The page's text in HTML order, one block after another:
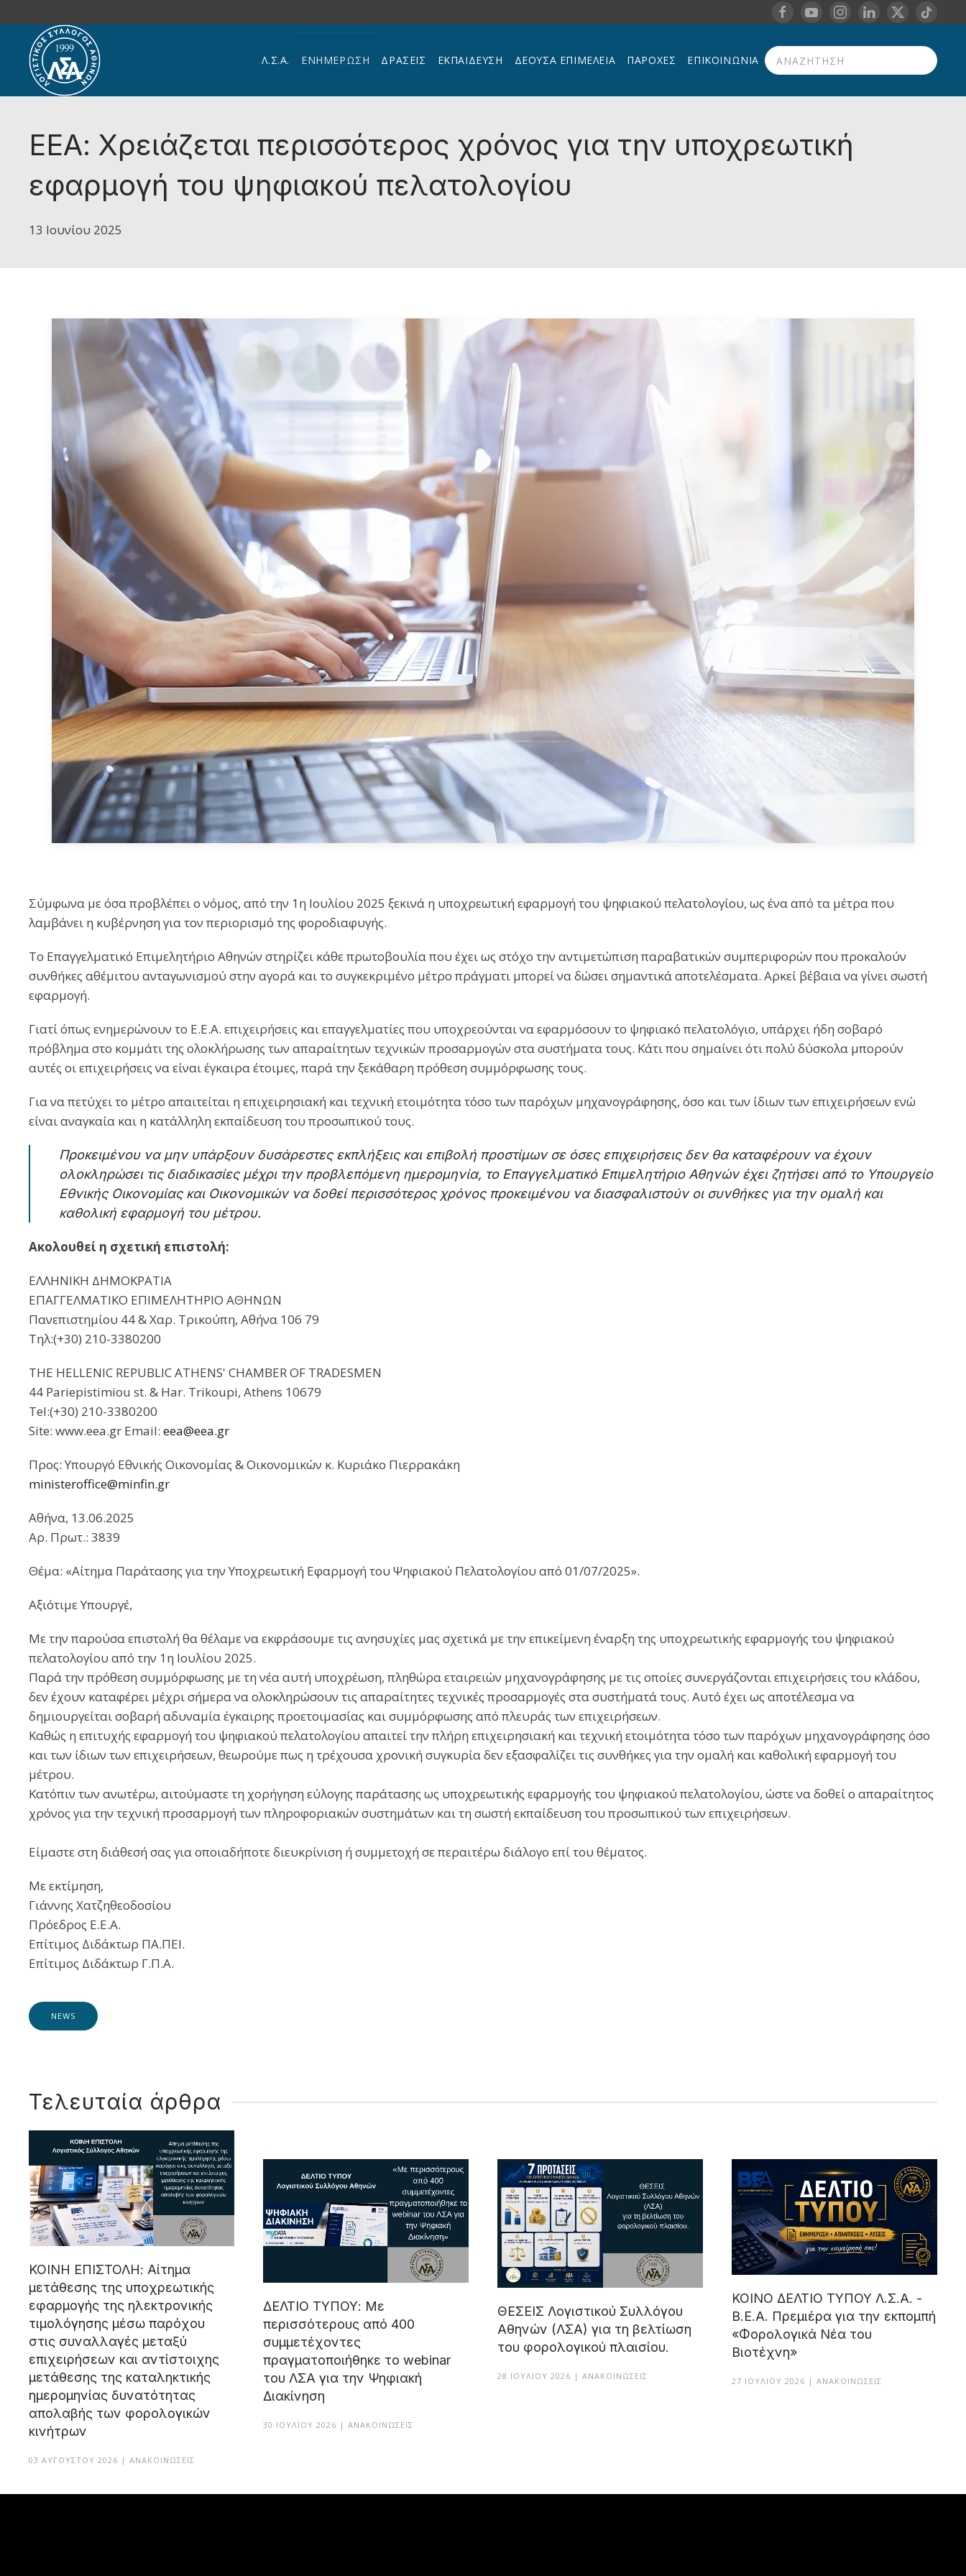
Skip to main content
Λ.Σ.Α. ΕΝΗΜΕΡΩΣΗ ΔΡΑΣΕΙΣ ΕΚΠΑΊΔΕΥΣΗ ΔΕΟΥΣΑ ΕΠΙΜΕΛΕΙΑ ΠΑΡΟΧΈΣ
ΕΠΙΚΟΙΝΩΝΊΑ
ΕΕΑ: Χρειάζεται περισσότερος χρόνος για την υποχρεωτική
εφαρμογή του ψηφιακού πελατολογίου
13 Ιουνίου 2025
Σύμφωνα με όσα προβλέπει ο νόμος, από την 1η Ιουλίου 2025 ξεκινά η υποχρεωτική εφαρμογή του ψηφιακού πελατολογίου, ως ένα από τα μέτρα που
λαμβάνει η κυβέρνηση για τον περιορισμό της φοροδιαφυγής.
Το Επαγγελματικό Επιμελητήριο Αθηνών στηρίζει κάθε πρωτοβουλία που έχει ως στόχο την αντιμετώπιση παραβατικών συμπεριφορών που προκαλούν
συνθήκες αθέμιτου ανταγωνισμού στην αγορά και το συγκεκριμένο μέτρο πράγματι μπορεί να δώσει σημαντικά αποτελέσματα. Αρκεί βέβαια να γίνει σωστή
εφαρμογή.
Γιατί όπως ενημερώνουν το Ε.Ε.Α. επιχειρήσεις και επαγγελματίες που υποχρεούνται να εφαρμόσουν το ψηφιακό πελατολόγιο, υπάρχει ήδη σοβαρό
πρόβλημα στο κομμάτι της ολοκλήρωσης των απαραίτητων τεχνικών προσαρμογών στα συστήματα τους. Κάτι που σημαίνει ότι πολύ δύσκολα μπορούν
αυτές οι επιχειρήσεις να είναι έγκαιρα έτοιμες, παρά την ξεκάθαρη πρόθεση συμμόρφωσης τους.
Για να πετύχει το μέτρο απαιτείται η επιχειρησιακή και τεχνική ετοιμότητα τόσο των παρόχων μηχανογράφησης, όσο και των ίδιων των επιχειρήσεων ενώ
είναι αναγκαία και η κατάλληλη εκπαίδευση του προσωπικού τους.
Προκειμένου να μην υπάρξουν δυσάρεστες εκπλήξεις και επιβολή προστίμων σε όσες επιχειρήσεις δεν θα καταφέρουν να έχουν
ολοκληρώσει τις διαδικασίες μέχρι την προβλεπόμενη ημερομηνία, το Επαγγελματικό Επιμελητήριο Αθηνών έχει ζητήσει από το Υπουργείο
Εθνικής Οικονομίας και Οικονομικών να δοθεί περισσότερος χρόνος προκειμένου να διασφαλιστούν οι συνθήκες για την ομαλή και
καθολική εφαρμογή του μέτρου.
Ακολουθεί η σχετική επιστολή:
ΕΛΛΗΝΙΚΗ ΔΗΜΟΚΡΑΤΙΑ
ΕΠΑΓΓΕΛΜΑΤΙΚΟ ΕΠΙΜΕΛΗΤΗΡΙΟ ΑΘΗΝΩΝ
Πανεπιστημίου 44 & Χαρ. Τρικούπη, Αθήνα 106 79
Τηλ:(+30) 210-3380200
THE HELLENIC REPUBLIC ATHENS' CHAMBER OF TRADESMEN
44 Pariepistimiou st. & Har. Trikoupi, Athens 10679
Tel:(+30) 210-3380200
Site: www.eea.gr Email: eea@eea.gr
Προς: Υπουργό Εθνικής Οικονομίας & Οικονομικών κ. Κυριάκο Πιερρακάκη
ministeroffice@minfin.gr
Αθήνα, 13.06.2025
Αρ. Πρωτ.: 3839
Θέμα: «Αίτημα Παράτασης για την Υποχρεωτική Εφαρμογή του Ψηφιακού Πελατολογίου από 01/07/2025».
Αξιότιμε Υπουργέ,
Με την παρούσα επιστολή θα θέλαμε να εκφράσουμε τις ανησυχίες μας σχετικά με την επικείμενη έναρξη της υποχρεωτικής εφαρμογής του ψηφιακού
πελατολογίου από την 1η Ιουλίου 2025.
Παρά την πρόθεση συμμόρφωσης με τη νέα αυτή υποχρέωση, πληθώρα εταιρειών μηχανογράφησης με τις οποίες συνεργάζονται επιχειρήσεις του κλάδου,
δεν έχουν καταφέρει μέχρι σήμερα να ολοκληρώσουν τις απαραίτητες τεχνικές προσαρμογές στα συστήματά τους. Αυτό έχει ως αποτέλεσμα να
δημιουργείται σοβαρή αδυναμία έγκαιρης προετοιμασίας και συμμόρφωσης από πλευράς των επιχειρήσεων.
Καθώς η επιτυχής εφαρμογή του ψηφιακού πελατολογίου απαιτεί την πλήρη επιχειρησιακή και τεχνική ετοιμότητα τόσο των παρόχων μηχανογράφησης όσο
και των ίδιων των επιχειρήσεων, θεωρούμε πως η τρέχουσα χρονική συγκυρία δεν εξασφαλίζει τις συνθήκες για την ομαλή και καθολική εφαρμογή του
μέτρου.
Κατόπιν των ανωτέρω, αιτούμαστε τη χορήγηση εύλογης παράτασης ως υποχρεωτικής εφαρμογής του ψηφιακού πελατολογίου, ώστε να δοθεί ο απαραίτητος
χρόνος για την τεχνική προσαρμογή των πληροφοριακών συστημάτων και τη σωστή εκπαίδευση του προσωπικού των επιχειρήσεων.
Είμαστε στη διάθεσή σας για οποιαδήποτε διευκρίνιση ή συμμετοχή σε περαιτέρω διάλογο επί του θέματος.
Με εκτίμηση,
Γιάννης Χατζηθεοδοσίου
Πρόεδρος Ε.Ε.Α.
Επίτιμος Διδάκτωρ ΠΑ.ΠΕΙ.
Επίτιμος Διδάκτωρ Γ.Π.Α.
NEWS
Τελευταία άρθρα
ΚΟΙΝΗ ΕΠΙΣΤΟΛΗ: Αίτημα
μετάθεσης της υποχρεωτικής
εφαρμογής της ηλεκτρονικής
τιμολόγησης μέσω παρόχου
στις συναλλαγές μεταξύ
επιχειρήσεων και αντίστοιχης
μετάθεσης της καταληκτικής
ημερομηνίας δυνατότητας
απολαβής των φορολογικών
κινήτρων
03 ΑΥΓΟΎΣΤΟΥ 2026 | ΑΝΑΚΟΙΝΏΣΕΙΣ
ΔΕΛΤΙΟ ΤΥΠΟΥ: Με
περισσότερους από 400
συμμετέχοντες
πραγματοποιήθηκε το webinar
του ΛΣΑ για την Ψηφιακή
Διακίνηση
30 ΙΟΥΛΊΟΥ 2026 | ΑΝΑΚΟΙΝΏΣΕΙΣ
ΘΕΣΕΙΣ Λογιστικού Συλλόγου
Αθηνών (ΛΣΑ) για τη βελτίωση
του φορολογικού πλαισίου.
28 ΙΟΥΛΊΟΥ 2026 | ΑΝΑΚΟΙΝΏΣΕΙΣ
ΚΟΙΝΟ ΔΕΛΤΙΟ ΤΥΠΟΥ Λ.Σ.Α. -
Β.Ε.Α. Πρεμιέρα για την εκπομπή
«Φορολογικά Νέα του
Βιοτέχνη»
27 ΙΟΥΛΊΟΥ 2026 | ΑΝΑΚΟΙΝΏΣΕΙΣ